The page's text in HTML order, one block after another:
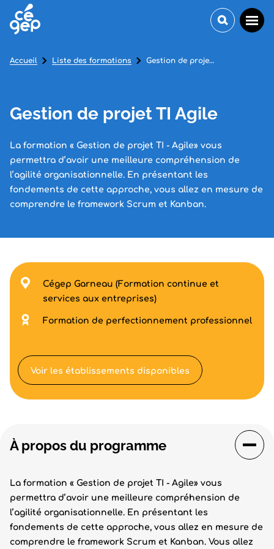
Gestion de projet TI Agile
La formation « Gestion de projet TI - Agile» vous
permettra d’avoir une meilleure compréhension de
l’agilité organisationnelle. En présentant les
fondements de cette approche, vous allez en mesure de
comprendre le framework Scrum et Kanban.
Accueil Liste des formations Gestion de projet TI Agile
À propos du programme
La formation « Gestion de projet TI - Agile» vous
permettra d’avoir une meilleure compréhension de
l’agilité organisationnelle. En présentant les
fondements de cette approche, vous allez en mesure de
comprendre le framework Scrum et Kanban. Vous allez
Cégep Garneau (Formation continue et
services aux entreprises)
Formation de perfectionnement professionnel
Voir les établissements disponibles